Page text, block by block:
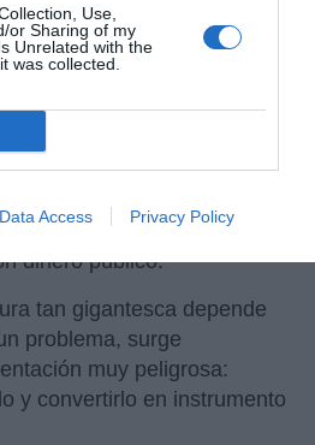
Use,
or Sharing of my
Unrelated with the
was collected.
Data Access Privacy Policy
“violencia de género”.
años se ha consolidado en
red de: observatorios,
fundaciones,
gabinetes,
y estructuras
dinero público.
tan gigantesca depende
problema, surge
muy peligrosa:
y convertirlo en instrumento